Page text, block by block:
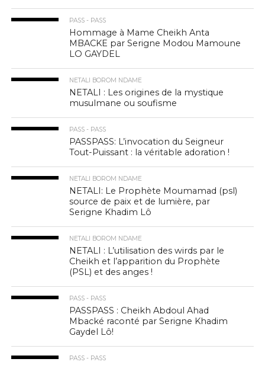
PASS - PASS
Hommage à Mame Cheikh Anta
MBACKE par Serigne Modou Mamoune
LO GAYDEL
NETALI BOROM NDAME
NETALI : Les origines de la mystique
musulmane ou soufisme
PASS - PASS
PASSPASS: L’invocation du Seigneur
Tout-Puissant : la véritable adoration !
NETALI BOROM NDAME
NETALI: Le Prophète Moumamad (psl)
source de paix et de lumière, par
Serigne Khadim Lô
NETALI BOROM NDAME
NETALI : L’utilisation des wirds par le
Cheikh et l’apparition du Prophète
(PSL) et des anges !
PASS - PASS
PASSPASS : Cheikh Abdoul Ahad
Mbacké raconté par Serigne Khadim
Gaydel Lô!
PASS - PASS